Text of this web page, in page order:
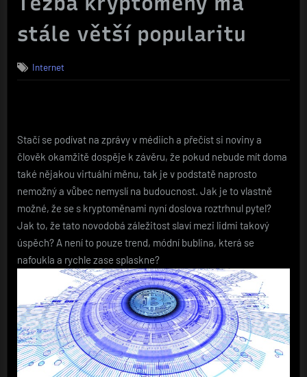
stále větší popularitu
Internet
Stačí se podívat na zprávy v médiích a přečíst si noviny a
člověk okamžitě dospěje k závěru, že pokud nebude mít doma
také nějakou virtuální měnu, tak je v podstatě naprosto
nemožný a vůbec nemyslí na budoucnost. Jak je to vlastně
možné, že se s kryptoměnami nyní doslova roztrhnul pytel?
Jak to, že tato novodobá záležitost slaví mezi lidmi takový
úspěch? A není to pouze trend, módní bublina, která se
nafoukla a rychle zase splaskne?